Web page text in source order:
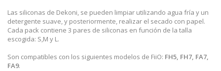
Las siliconas de Dekoni, se pueden limpiar utilizando agua fría y un
detergente suave, y posteriormente, realizar el secado con papel.
Cada pack contiene 3 pares de siliconas en función de la talla
escogida: S,M y L.
Son compatibles con los siguientes modelos de FiiO: FH5, FH7, FA7,
FA9.